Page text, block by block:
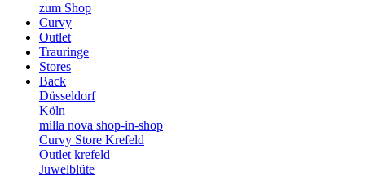
zum Shop
Curvy
Outlet
Trauringe
Stores
Back
Düsseldorf
Köln
milla nova shop-in-shop
Curvy Store Krefeld
Outlet krefeld
Juwelblüte